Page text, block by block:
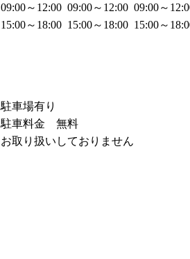
09:00～12:00 09:00～12:00 09:00～
15:00～18:00 15:00～18:00 15:00～
駐車場有り
駐車料金 無料
お取り扱いしておりません